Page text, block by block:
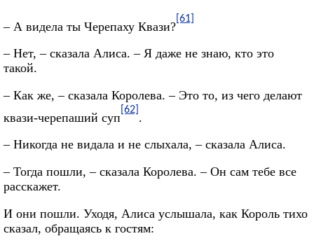
– А видела ты Черепаху Квази?
[61]
– Нет, – сказала Алиса. – Я даже не знаю, кто это
такой.
– Как же, – сказала Королева. – Это то, из чего делают
квази-черепаший суп
[62]
.
– Никогда не видала и не слыхала, – сказала Алиса.
– Тогда пошли, – сказала Королева. – Он сам тебе все
расскажет.
И они пошли. Уходя, Алиса услышала, как Король тихо
сказал, обращаясь к гостям: